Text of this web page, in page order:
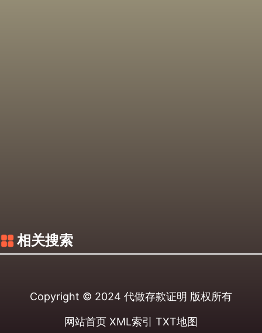
相关搜索
Copyright © 2024 代做存款证明 版权所有
网站首页 XML索引 TXT地图